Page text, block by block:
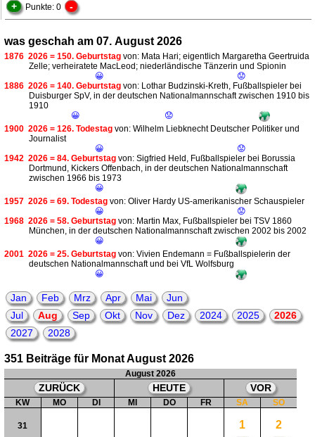
+ Punkte: 0 -
was geschah am 07. August 2026
1876 2026 = 150. Geburtstag von: Mata Hari; eigentlich Margaretha Geertruida
Zelle; verheiratete MacLeod; niederländische Tänzerin und Spionin
😀
😟
1886 2026 = 140. Geburtstag von: Lothar Budzinski-Kreth, Fußballspieler bei
Duisburger SpV, in der deutschen Nationalmannschaft zwischen 1910 bis
1910
😀
😟
1900 2026 = 126. Todestag von: Wilhelm Liebknecht Deutscher Politiker und
Journalist
😀
😟
1942 2026 = 84. Geburtstag von: Sigfried Held, Fußballspieler bei Borussia
Dortmund, Kickers Offenbach, in der deutschen Nationalmannschaft
zwischen 1966 bis 1973
😀
1957 2026 = 69. Todestag von: Oliver Hardy US-amerikanischer Schauspieler
😀
😟
1968 2026 = 58. Geburtstag von: Martin Max, Fußballspieler bei TSV 1860
München, in der deutschen Nationalmannschaft zwischen 2002 bis 2002
😀
2001 2026 = 25. Geburtstag von: Vivien Endemann = Fußballspielerin der
deutschen Nationalmannschaft und bei VfL Wolfsburg
😀
Jan Feb Mrz Apr Mai
Jun
Jul
Aug Sep Okt Nov Dez 2024 2025
2026
2027
2028
351 Beiträge für Monat August 2026
August 2026
ZURÜCK HEUTE VOR
KW MO DI MI DO FR SA SO
31 1 2